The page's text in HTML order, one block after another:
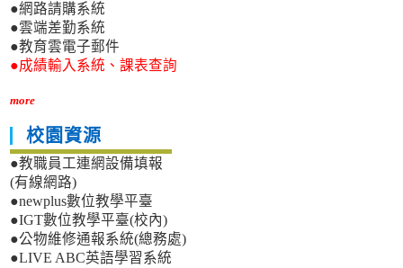
●網路請購系統
●雲端差勤系統
●教育雲電子郵件
●成績輸入系統、課表查詢
more
校園資源
●教職員工連網設備填報
(有線網路)
●newplus數位教學平臺
●IGT數位教學平臺(校內)
●公物維修通報系統(總務處)
●LIVE ABC英語學習系統